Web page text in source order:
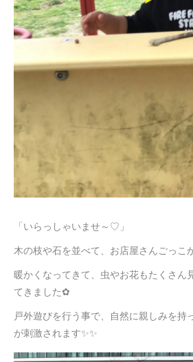
「いらっしゃいませ～♡」
木の枝や石を並べて、お店屋さんごっこ
暖かくなってきて、虫やお花もたくさん
てきました✿
戸外遊びを行う事で、自然に親しみを持
が刺激されます✨✨